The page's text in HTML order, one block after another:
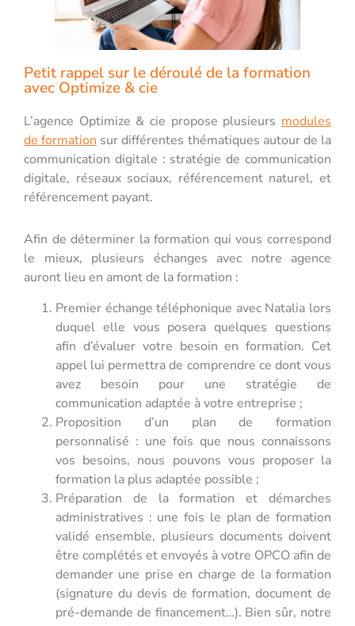
Petit rappel sur le déroulé de la formation
avec Optimize & cie
L’agence Optimize & cie propose plusieurs modules
de formation sur différentes thématiques autour de la
communication digitale : stratégie de communication
digitale, réseaux sociaux, référencement naturel, et
référencement payant.
Afin de déterminer la formation qui vous correspond
le mieux, plusieurs échanges avec notre agence
auront lieu en amont de la formation :
Premier échange téléphonique avec Natalia lors
duquel elle vous posera quelques questions
afin d’évaluer votre besoin en formation. Cet
appel lui permettra de comprendre ce dont vous
avez besoin pour une stratégie de
communication adaptée à votre entreprise ;
Proposition d’un plan de formation
personnalisé : une fois que nous connaissons
vos besoins, nous pouvons vous proposer la
formation la plus adaptée possible ;
Préparation de la formation et démarches
administratives : une fois le plan de formation
validé ensemble, plusieurs documents doivent
être complétés et envoyés à votre OPCO afin de
demander une prise en charge de la formation
(signature du devis de formation, document de
pré-demande de financement…). Bien sûr, notre